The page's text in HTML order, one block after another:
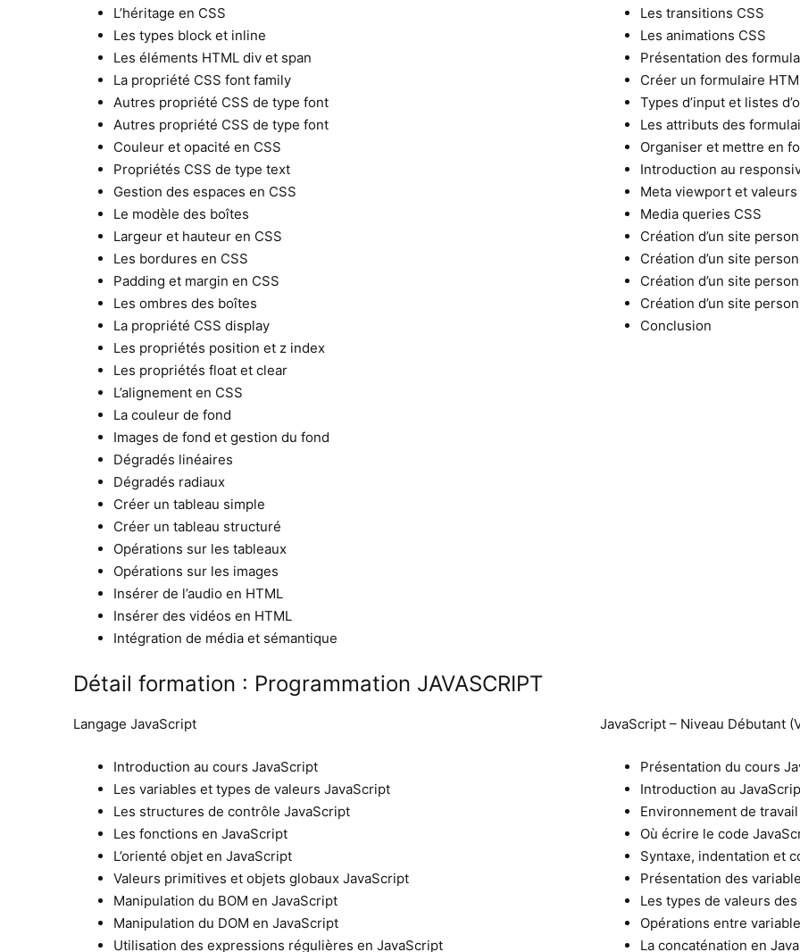
L’héritage en CSS
Les types block et inline
Les éléments HTML div et span
La propriété CSS font family
Autres propriété CSS de type font
Autres propriété CSS de type font
Couleur et opacité en CSS
Propriétés CSS de type text
Gestion des espaces en CSS
Le modèle des boîtes
Largeur et hauteur en CSS
Les bordures en CSS
Padding et margin en CSS
Les ombres des boîtes
La propriété CSS display
Les propriétés position et z index
Les propriétés float et clear
L’alignement en CSS
La couleur de fond
Images de fond et gestion du fond
Dégradés linéaires
Dégradés radiaux
Créer un tableau simple
Créer un tableau structuré
Opérations sur les tableaux
Opérations sur les images
Insérer de l’audio en HTML
Insérer des vidéos en HTML
Intégration de média et sémantique
Les transitions CSS
Les animations CSS
Présentation des
Créer un formulaire
Types d’input et listes
Les attributs des
Organiser et mettre en
Introduction au
Meta viewport et
Media queries CSS
Création d’un site
Création d’un site
Création d’un site
Création d’un site
Conclusion
Détail formation : Programmation JAVASCRIPT
Langage JavaScript
Introduction au cours JavaScript
Les variables et types de valeurs JavaScript
Les structures de contrôle JavaScript
Les fonctions en JavaScript
L’orienté objet en JavaScript
Valeurs primitives et objets globaux JavaScript
Manipulation du BOM en JavaScript
Manipulation du DOM en JavaScript
Utilisation des expressions régulières en JavaScript
JavaScript – Niveau Débutant
Présentation du cours
Introduction au
Environnement de travail
Où écrire le code
Syntaxe, indentation et
Présentation des
Les types de valeurs
Opérations entre
La concaténation en